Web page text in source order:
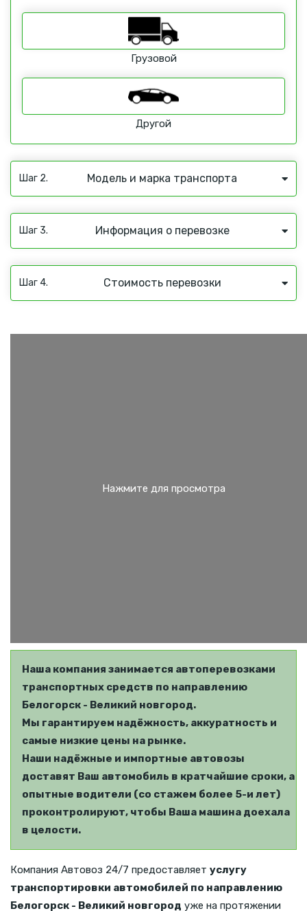
Грузовой
Другой
Шаг 2. Модель и марка транспорта
Шаг 3. Информация о перевозке
Шаг 4. Стоимость перевозки
Наша компания занимается автоперевозками
транспортных средств по направлению
Белогорск - Великий новгород.
Мы гарантируем надёжность, аккуратность и
самые низкие цены на рынке.
Наши надёжные и импортные автовозы
доставят Ваш автомобиль в кратчайшие сроки, а
опытные водители (со стажем более 5-и лет)
проконтролируют, чтобы Ваша машина доехала
в целости.
Компания Автовоз 24/7 предоставляет услугу
транспортировки автомобилей по направлению
Белогорск - Великий новгород уже на протяжении